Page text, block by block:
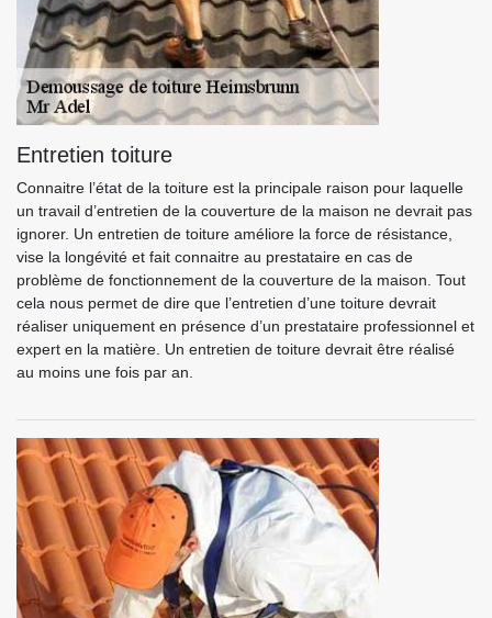
Entretien toiture
Connaitre l’état de la toiture est la principale raison pour laquelle
un travail d’entretien de la couverture de la maison ne devrait pas
ignorer. Un entretien de toiture améliore la force de résistance,
vise la longévité et fait connaitre au prestataire en cas de
problème de fonctionnement de la couverture de la maison. Tout
cela nous permet de dire que l’entretien d’une toiture devrait
réaliser uniquement en présence d’un prestataire professionnel et
expert en la matière. Un entretien de toiture devrait être réalisé
au moins une fois par an.